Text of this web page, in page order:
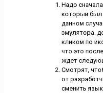
Надо
который был
данном
эмулятора.
кликом по
что это
ждет
Смотрят,
от
сменить